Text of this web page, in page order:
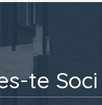
te Soci